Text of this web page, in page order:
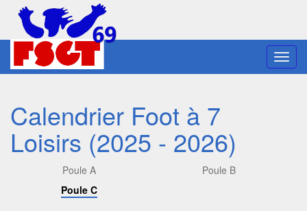
Calendrier Foot à 7
Loisirs (2025 - 2026)
Poule A
Poule B
Poule C